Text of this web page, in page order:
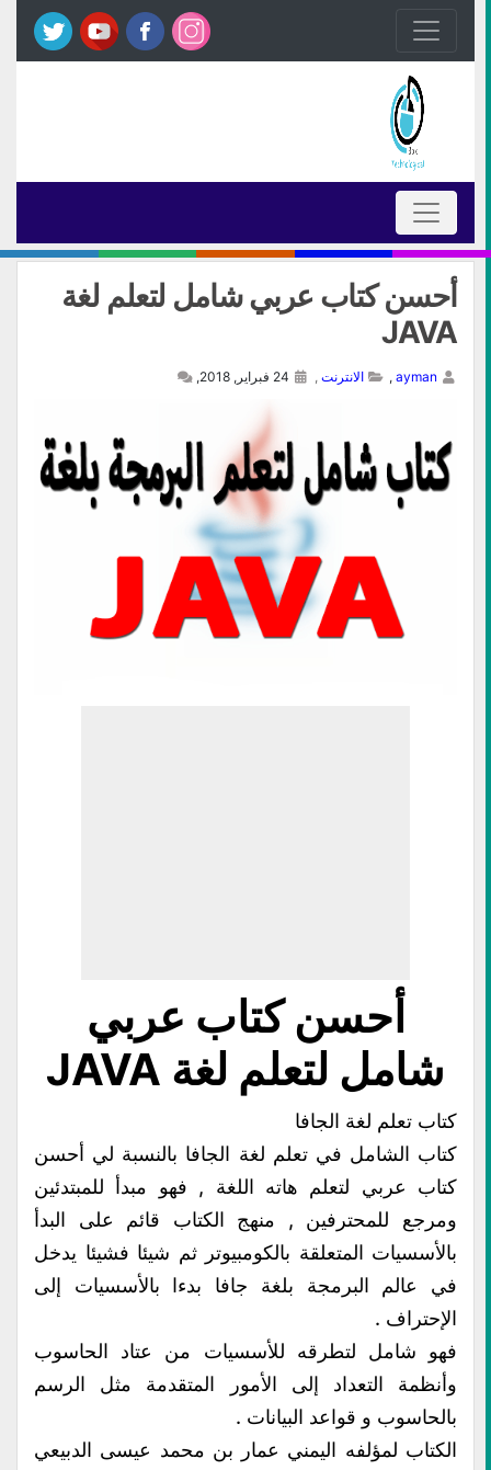
أحسن كتاب عربي شامل لتعلم لغة
JAVA
ayman
, الانترنت ,
أحسن كتاب عربي
شامل لتعلم لغة JAVA
كتاب تعلم لغة الجافا
كتاب الشامل في تعلم لغة الجافا بالنسبة لي أحسن
كتاب عربي لتعلم هاته اللغة , فهو مبدأ للمبتدئين
ومرجع للمحترفين , منهج الكتاب قائم على البدأ
بالأسسيات المتعلقة بالكومبيوتر ثم شيئا فشيئا يدخل
في عالم البرمجة بلغة جافا بدءا بالأسسيات إلى
الإحتراف .
فهو شامل لتطرقه للأسسيات من عتاد الحاسوب
وأنظمة التعداد إلى الأمور المتقدمة مثل الرسم
بالحاسوب و قواعد البيانات .
الكتاب لمؤلفه اليمني عمار بن محمد عيسى الدبيعي